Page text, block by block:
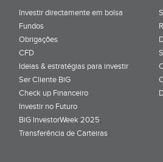
Investir directamente em bolsa
Fundos
Obrigações
CFD
Ideias & estratégias para investir
Ser Cliente BiG
Check up Financeiro
Investir no Futuro
BiG InvestorWeek 2025;
Transferência de Carteiras;